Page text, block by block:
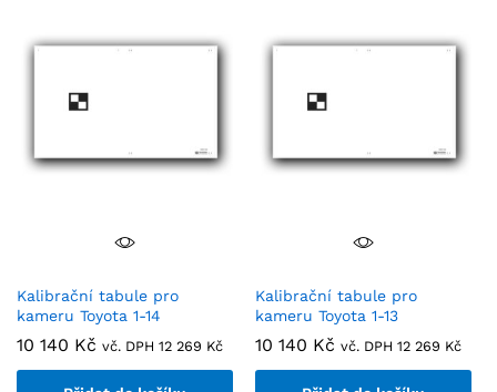
Kalibrační tabule pro
kameru Toyota 1-14
10 140 Kč vč. DPH 12 269 Kč
Kalibrační tabule pro
kameru Toyota 1-13
10 140 Kč vč. DPH 12 269 Kč